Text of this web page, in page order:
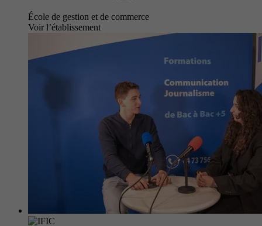
École de gestion et de commerce
Voir l’établissement